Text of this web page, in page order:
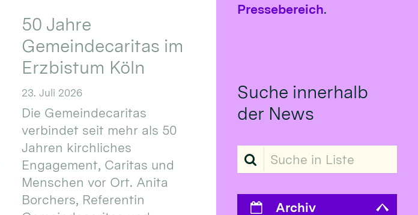
50 Jahre
Gemeindecaritas im
Erzbistum Köln
23. Juli 2026
Die Gemeindecaritas
verbindet seit mehr als 50
Jahren kirchliches
Engagement, Caritas und
Menschen vor Ort. Anita
Borchers, Referentin
Pressebereich.
Suche innerhalb
der News
Suche in Liste
Archiv